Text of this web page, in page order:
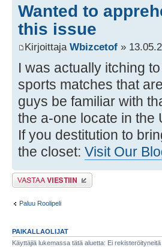
Wanted to
this issue
Kirjoittaja Wbizcetof »
I was actually itching
sports matches that
guys be familiar with
the a-one locate in the
If you destitution to
the closet: Visit Our
Lähetä vastaus
Paluu Roolipeli
PAIKALLAOLIJAT
Käyttäjiä lukemassa tätä aluetta: Ei